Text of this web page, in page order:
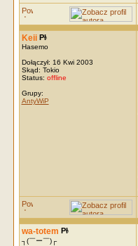
Keii
Hasemo
Dołączył: 16 Kwi 2003
Skąd: Tokio
Status: offline
Grupy:
AntyWiP
wa-totem
┐(￣ー￣)┌